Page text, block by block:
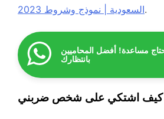
السعودية | نموذج وشروط 2023.
مساعدة! أفضل المحاميين
بانتظارك
كيف اشتكي على شخص ضربني